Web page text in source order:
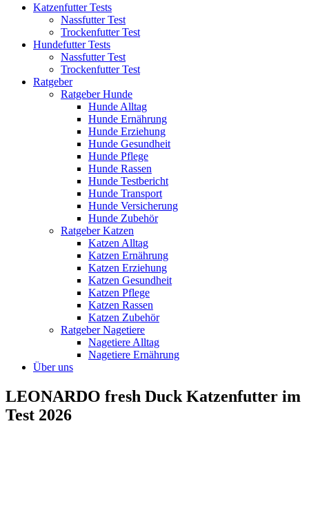
Katzenfutter Tests
Nassfutter Test
Trockenfutter Test
Hundefutter Tests
Nassfutter Test
Trockenfutter Test
Ratgeber
Ratgeber Hunde
Hunde Alltag
Hunde Ernährung
Hunde Erziehung
Hunde Gesundheit
Hunde Pflege
Hunde Rassen
Hunde Testbericht
Hunde Transport
Hunde Versicherung
Hunde Zubehör
Ratgeber Katzen
Katzen Alltag
Katzen Ernährung
Katzen Erziehung
Katzen Gesundheit
Katzen Pflege
Katzen Rassen
Katzen Zubehör
Ratgeber Nagetiere
Nagetiere Alltag
Nagetiere Ernährung
Über uns
LEONARDO fresh Duck Katzenfutter im
Test 2026